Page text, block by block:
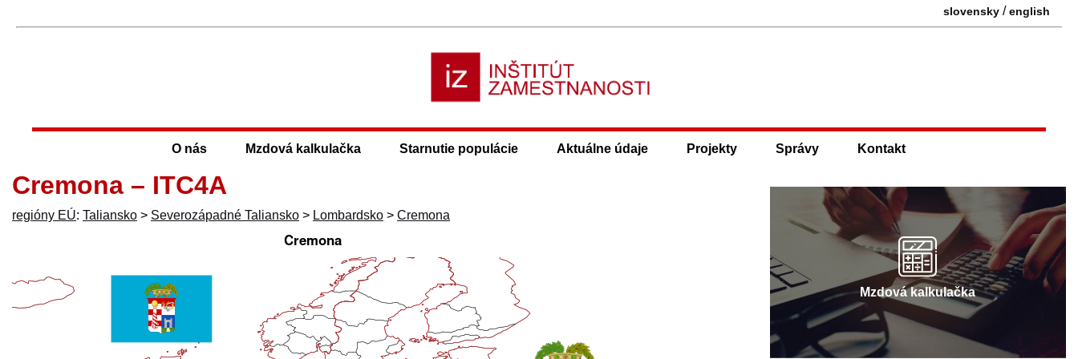
slovensky /english
O nás Mzdová kalkulačka Starnutie populácie Aktuálne údaje Projekty Správy Kontakt
Cremona – ITC4A
regióny EÚ: Taliansko > Severozápadné Taliansko > Lombardsko > Cremona
Mzdová kalkulačka